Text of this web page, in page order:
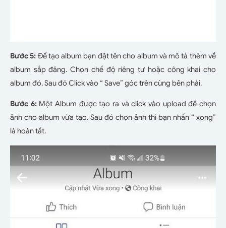
Bước 5: Để tạo album bạn đặt tên cho album và mô tả thêm về
album sắp đăng. Chọn chế độ riêng tư hoặc công khai cho
album đó. Sau đó Click vào “ Save” góc trên cùng bên phải.
Bước 6:Một Album được tạo ra và click vào upload để chọn
ảnh cho album vừa tạo. Sau đó chọn ảnh thì bạn nhấn “ xong”
là hoàn tất.